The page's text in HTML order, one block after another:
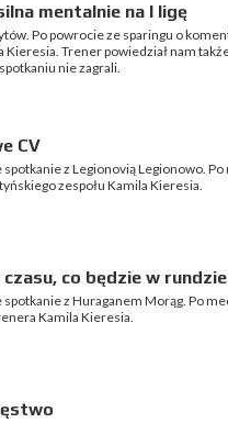
mentalnie na I ligę
Po powrocie ze sparingu o
Trener powiedział nam
nie zagrali.
CV
z Legionovią Legionowo. Po
zespołu Kamila Kieresia.
co będzie w
z Huraganem Morąg. Po
Kamila Kieresia.